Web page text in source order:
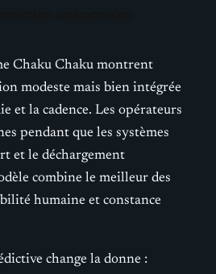
Chaku Chaku montrent
modeste mais bien intégrée
et la cadence. Les opérateurs
pendant que les systèmes
et le déchargement
combine le meilleur des
humaine et constance
change la donne :